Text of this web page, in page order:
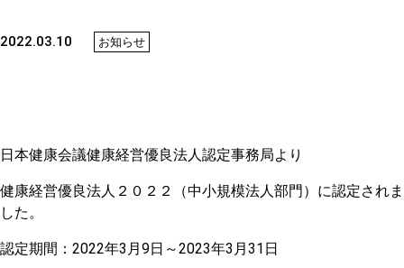
2022.03.10 お知らせ
日本健康会議健康経営優良法人認定事務局より
健康経営優良法人２０２２（中小規模法人部門）に認定されま
した。
認定期間：2022年3月9日～2023年3月31日